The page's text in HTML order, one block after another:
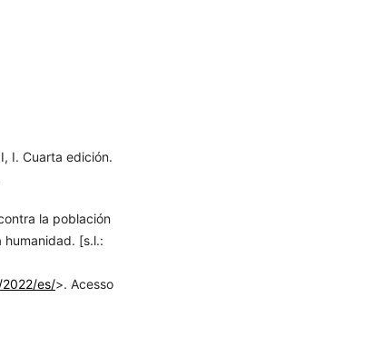
I. Cuarta edición.
la población
humanidad. [s.l.:
es/>. Acesso